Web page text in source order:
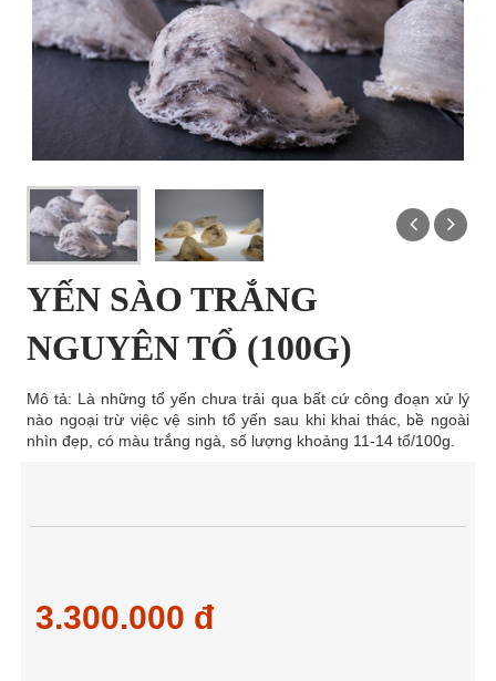
YẾN SÀO TRẮNG
NGUYÊN TỔ (100G)
Mô tả: Là những tổ yến chưa trải qua bất cứ công đoạn xử lý
nào ngoại trừ việc vệ sinh tổ yến sau khi khai thác, bề ngoài
nhìn đẹp, có màu trắng ngà, số lượng khoảng 11-14 tổ/100g.
3.300.000 đ